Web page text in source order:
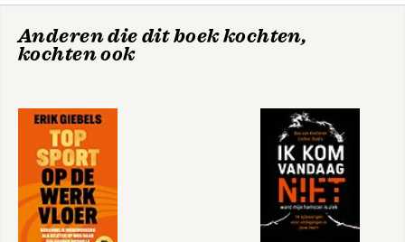
Anderen die dit boek kochten,
kochten ook